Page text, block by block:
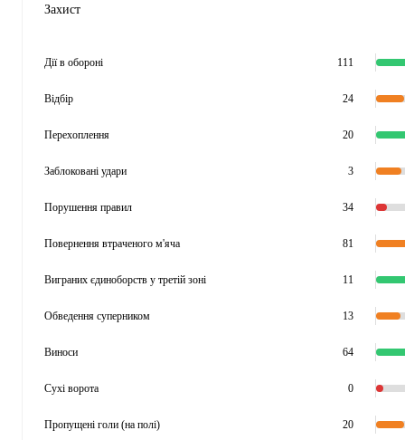
Захист
Дії в обороні 111
Відбір 24
Перехоплення 20
Заблоковані удари 3
Порушення правил 34
Повернення втраченого м'яча 81
Виграних єдиноборств у третій зоні 11
Обведення суперником 13
Виноси 64
Сухі ворота 0
Пропущені голи (на полі) 20